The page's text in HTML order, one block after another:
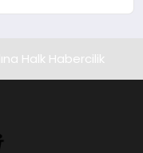
Halk Habercilik